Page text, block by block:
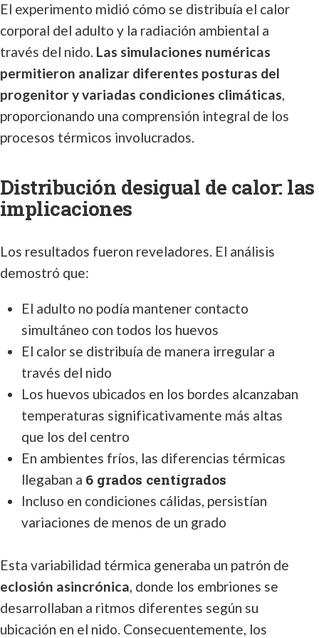
El experimento midió cómo se distribuía el calor
corporal del adulto y la radiación ambiental a
través del nido. Las simulaciones numéricas
permitieron analizar diferentes posturas del
progenitor y variadas condiciones climáticas,
proporcionando una comprensión integral de los
procesos térmicos involucrados.
Distribución desigual de calor: las
implicaciones
Los resultados fueron reveladores. El análisis
demostró que:
El adulto no podía mantener contacto
simultáneo con todos los huevos
El calor se distribuía de manera irregular a
través del nido
Los huevos ubicados en los bordes alcanzaban
temperaturas significativamente más altas
que los del centro
En ambientes fríos, las diferencias térmicas
llegaban a 6 grados centígrados
Incluso en condiciones cálidas, persistían
variaciones de menos de un grado
Esta variabilidad térmica generaba un patrón de
eclosión asincrónica, donde los embriones se
desarrollaban a ritmos diferentes según su
ubicación en el nido. Consecuentemente, los